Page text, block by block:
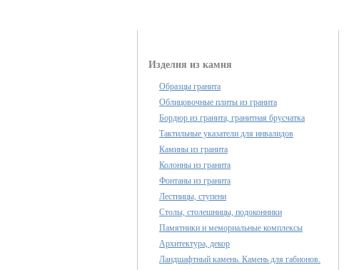
Изделия из камня
Образцы гранита
Облицовочные плиты из гранита
Бордюр из гранита, гранитная брусчатка
Тактильные указатели для инвалидов
Камины из гранита
Колонны из гранита
Фонтаны из гранита
Лестницы, ступени
Столы, столешницы, подоконники
Памятники и мемориальные комплексы
Архитектура, декор
Ландшафтный камень. Камень для габионов.